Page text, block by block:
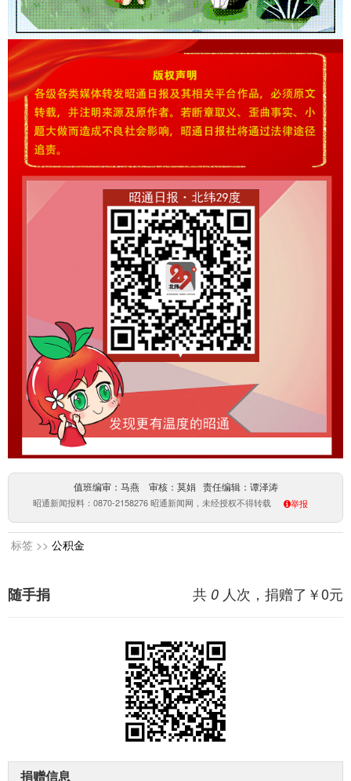
值班编审：马燕 审核：莫娟 责任编辑：谭泽涛
昭通新闻报料：0870-2158276 昭通新闻网，未经授权不得转载 举报
标签 >> 公积金
共 0 人次，捐赠了￥0元
随手捐
捐赠信息